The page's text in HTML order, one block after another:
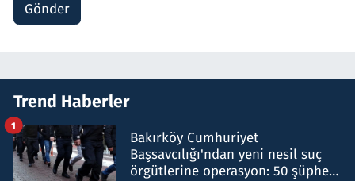
Gönder
Trend Haberler
Bakırköy Cumhuriyet
Başsavcılığı'ndan yeni nesil suç
örgütlerine operasyon: 50 şüpheli
1